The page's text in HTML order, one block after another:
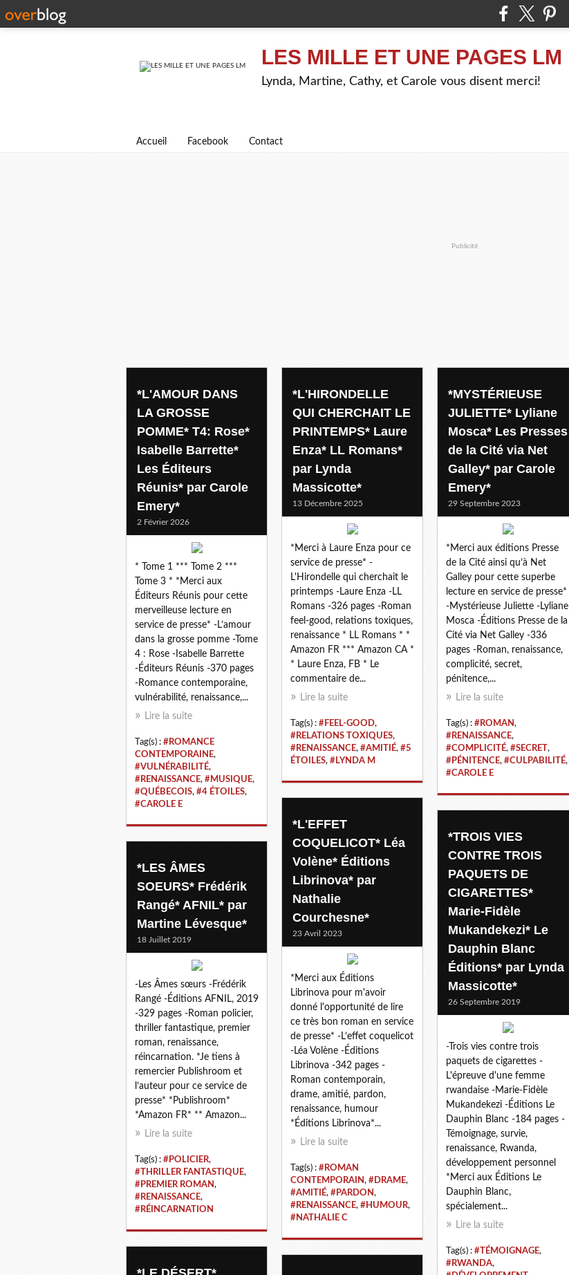
LES MILLE ET UNE PAGES LM
Lynda, Martine, Cathy, et Carole vous disent merci!
Accueil Facebook Contact
Publicité
renaissance
*L'AMOUR DANS
LA GROSSE
POMME* T4: Rose*
Isabelle Barrette*
Les Éditeurs
Réunis* par Carole
Emery*
2 Février 2026
* Tome 1 *** Tome 2 ***
Tome 3 * *Merci aux
Éditeurs Réunis pour cette
merveilleuse lecture en
service de presse* -L’amour
dans la grosse pomme -Tome
4 : Rose -Isabelle Barrette
-Éditeurs Réunis -370 pages
-Romance contemporaine,
vulnérabilité, renaissance,...
Lire la suite
Tag(s) : #ROMANCE
CONTEMPORAINE,
#VULNÉRABILITÉ,
#RENAISSANCE, #MUSIQUE,
#QUÉBECOIS, #4 ÉTOILES,
#CAROLE E
*L'HIRONDELLE
QUI CHERCHAIT LE
PRINTEMPS* Laure
Enza* LL Romans*
par Lynda
Massicotte*
13 Décembre 2025
*Merci à Laure Enza pour ce
service de presse* -
L'Hirondelle qui cherchait le
printemps -Laure Enza -LL
Romans -326 pages -Roman
feel-good, relations toxiques,
renaissance * LL Romans * *
Amazon FR *** Amazon CA *
* Laure Enza, FB * Le
commentaire de...
Lire la suite
Tag(s) : #FEEL-GOOD,
#RELATIONS TOXIQUES,
#RENAISSANCE, #AMITIÉ, #5
ÉTOILES, #LYNDA M
*MYSTÉRIEUSE
JULIETTE* Lyliane
Mosca* Les Presses
de la Cité via Net
Galley* par Carole
Emery*
29 Septembre 2023
*Merci aux éditions Presse
de la Cité ainsi qu’à Net
Galley pour cette superbe
lecture en service de presse*
-Mystérieuse Juliette -Lyliane
Mosca -Éditions Presse de la
Cité via Net Galley -336
pages -Roman, renaissance,
complicité, secret,
pénitence,...
Lire la suite
Tag(s) : #ROMAN,
#RENAISSANCE,
#COMPLICITÉ, #SECRET,
#PÉNITENCE, #CULPABILITÉ,
#CAROLE E
*L'EFFET
COQUELICOT* Léa
Volène* Éditions
Librinova* par
Nathalie
Courchesne*
23 Avril 2023
*Merci aux Éditions
Librinova pour m'avoir
donné l'opportunité de lire
ce très bon roman en service
de presse* -L’effet coquelicot
-Léa Volène -Éditions
Librinova -342 pages -
Roman contemporain,
drame, amitié, pardon,
renaissance, humour
*Éditions Librinova*...
Lire la suite
Tag(s) : #ROMAN
CONTEMPORAIN, #DRAME,
#AMITIÉ, #PARDON,
#RENAISSANCE, #HUMOUR,
#NATHALIE C
*TROIS VIES
CONTRE TROIS
PAQUETS DE
CIGARETTES*
Marie-Fidèle
Mukandekezi* Le
Dauphin Blanc
Éditions* par Lynda
Massicotte*
26 Septembre 2019
-Trois vies contre trois
paquets de cigarettes -
L'épreuve d'une femme
rwandaise -Marie-Fidèle
Mukandekezi -Éditions Le
Dauphin Blanc -184 pages -
Témoignage, survie,
renaissance, Rwanda,
développement personnel
*Merci aux Éditions Le
Dauphin Blanc,
spécialement...
Lire la suite
Tag(s) : #TÉMOIGNAGE,
#RWANDA,
*LES ÂMES
SOEURS* Frédérik
Rangé* AFNIL* par
Martine Lévesque*
18 Juillet 2019
-Les Âmes sœurs -Frédérik
Rangé -Éditions AFNIL, 2019
-329 pages -Roman policier,
thriller fantastique, premier
roman, renaissance,
réincarnation. *Je tiens à
remercier Publishroom et
l’auteur pour ce service de
presse* *Publishroom*
*Amazon FR* ** Amazon...
Lire la suite
Tag(s) : #POLICIER,
#THRILLER FANTASTIQUE,
#PREMIER ROMAN,
#RENAISSANCE,
#RÉINCARNATION